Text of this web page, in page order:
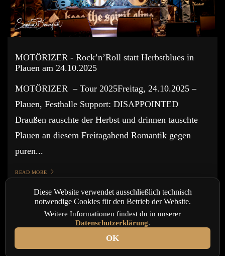
MOTÖRIZER - Rock’n’Roll statt Herbstblues in
Plauen am 24.10.2025
MOTÖRIZER – Tour 2025Freitag, 24.10.2025 –
Plauen, Festhalle Support: DISAPPOINTED
Draußen rauschte der Herbst und drinnen tauschte
Plauen an diesem Freitagabend Romantik gegen
puren...
READ MORE
Diese Website verwendet ausschließlich technisch
notwendige Cookies für den Betrieb der Website.
Weitere Informationen findest du in unserer
Datenschutzerklärung.
OK